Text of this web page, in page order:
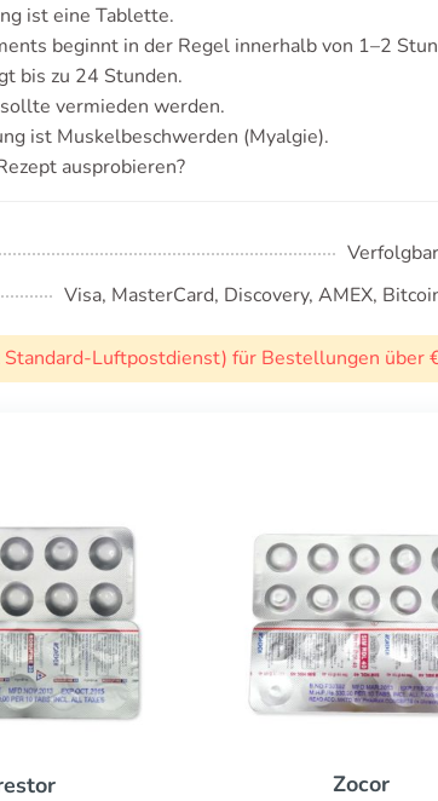
ist eine Tablette.
beginnt in der Regel innerhalb von 1–2
bis zu 24 Stunden.
vermieden werden.
ist Muskelbeschwerden (Myalgie).
ausprobieren?
Visa, MasterCard, Discovery, AMEX,
Luftpostdienst) für Bestellungen über
Zocor
Ezetrol